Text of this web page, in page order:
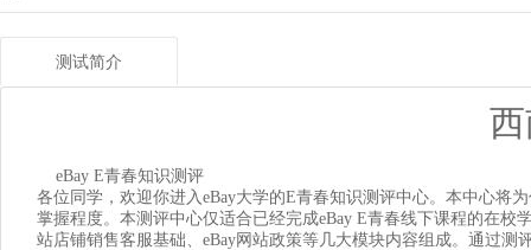
测试简介
eBay E青春知识测评
各位同学，欢迎你进入eBay大学的E青春知识测评中心。本中心将
掌握程度。本测评中心仅适合已经完成eBay E青春线下课程的在校
站店铺销售客服基础、eBay网站政策等几大模块内容组成。通过测